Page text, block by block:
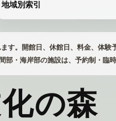
地域別索引
す。開館日、休館日、料金、体
・海岸部の施設は、予約制・臨
の森